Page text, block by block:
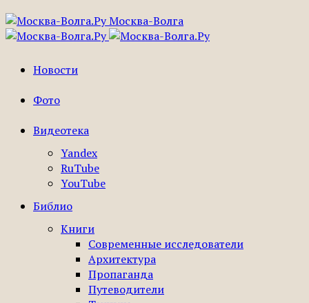
Москва-Волга
Новости
Фото
Видеотека
Yandex
RuTube
YouTube
Библио
Книги
Современные исследователи
Архитектура
Пропаганда
Путеводители